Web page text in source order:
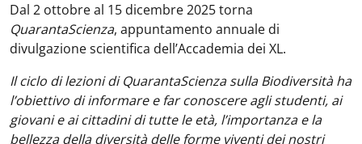
Dal 2 ottobre al 15 dicembre 2025 torna
QuarantaScienza, appuntamento annuale di
divulgazione scientifica dell’Accademia dei XL.
Il ciclo di lezioni di QuarantaScienza sulla Biodiversità ha
l’obiettivo di informare e far conoscere agli studenti, ai
giovani e ai cittadini di tutte le età, l’importanza e la
bellezza della diversità delle forme viventi dei nostri